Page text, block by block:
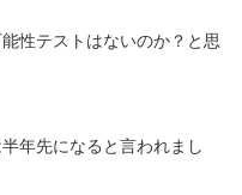
性テストはないのか？と思
年先になると言われまし